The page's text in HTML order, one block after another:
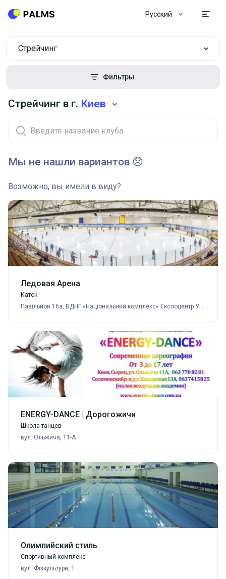
Русский
Стрейчинг
Фильтры
Стрейчинг в г. Киев
Мы не нашли вариантов 😞
Возможно, вы имели в виду?
Ледовая Арена
Каток
Павільйон 16а, ВДНГ «Національний комплекс« Експоцентр України », пр. Ак. Глушкова, 1, г.
ENERGY-DANCE | Дорогожичи
Школа танцев
вул. Ольжича, 11-А
Олимпийский стиль
Спортивный комплекс
вул. Фізкультури, 1